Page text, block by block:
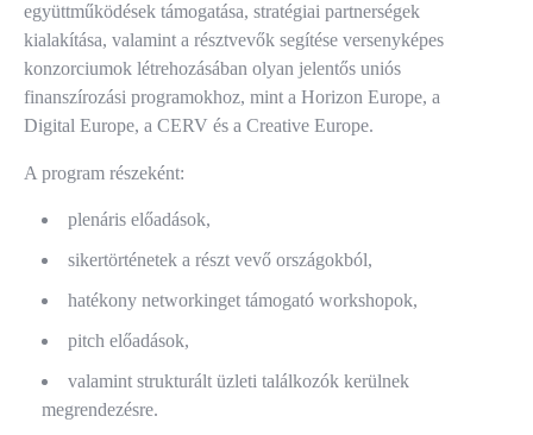
együttműködések támogatása, stratégiai partnerségek
kialakítása, valamint a résztvevők segítése versenyképes
konzorciumok létrehozásában olyan jelentős uniós
finanszírozási programokhoz, mint a Horizon Europe, a
Digital Europe, a CERV és a Creative Europe.
A program részeként:
plenáris előadások,
sikertörténetek a részt vevő országokból,
hatékony networkinget támogató workshopok,
pitch előadások,
valamint strukturált üzleti találkozók kerülnek
megrendezésre.